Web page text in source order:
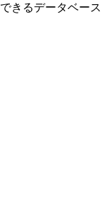
きるデータベース